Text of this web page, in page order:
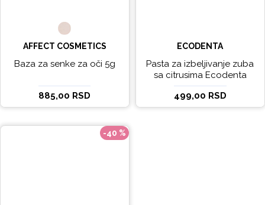
AFFECT COSMETICS
Baza za senke za oči 5g
885,00 RSD
ECODENTA
Pasta za izbeljivanje zuba
sa citrusima Ecodenta
EXPERT LINE EXCEPTIONAL
WHITENING 100ml
499,00 RSD
-40 %